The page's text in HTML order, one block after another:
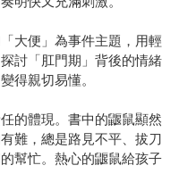
大便」為事件主題，用輕
討「肛門期」背後的情緒
得親切易懂。
的體現。書中的鼴鼠顯然
難，總是路見不平、拔刀
幫忙。熱心的鼴鼠給孩子